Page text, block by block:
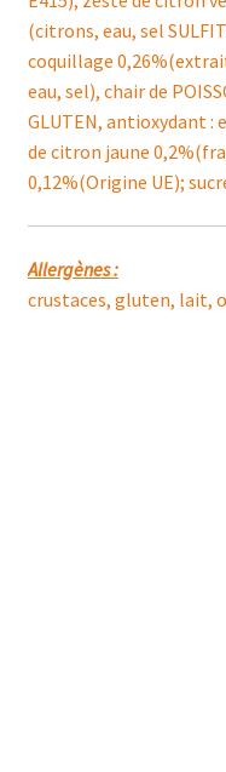
(citrons, eau, sel
coquillage
eau, sel), chair de
GLUTEN, antioxydant :
de citron jaune
0,12%(Origine UE);
Allergènes :
crustaces, gluten, lait,